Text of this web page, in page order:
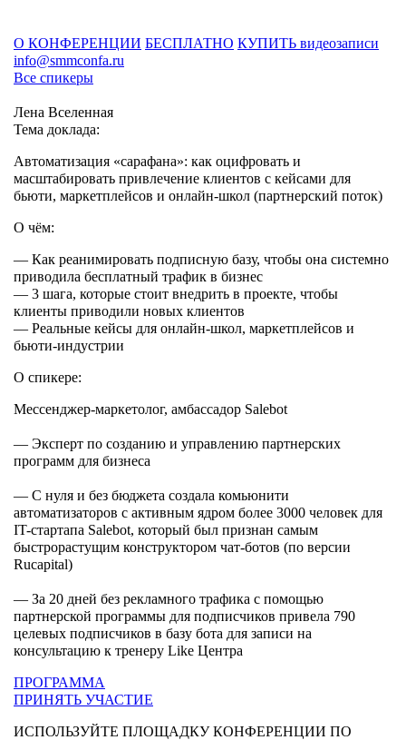
О КОНФЕРЕНЦИИ БЕСПЛАТНО КУПИТЬ видеозаписи
info@smmconfa.ru
Все спикеры
Лена Вселенная
Тема доклада:
Автоматизация «сарафана»: как оцифровать и
масштабировать привлечение клиентов с кейсами для
бьюти, маркетплейсов и онлайн-школ (партнерский поток)
О чём:
— Как реанимировать подписную базу, чтобы она системно
приводила бесплатный трафик в бизнес
— 3 шага, которые стоит внедрить в проекте, чтобы
клиенты приводили новых клиентов
— Реальные кейсы для онлайн-школ, маркетплейсов и
бьюти-индустрии
О спикере:
Мессенджер-маркетолог, амбассадор Salebot
— Эксперт по созданию и управлению партнерских
программ для бизнеса
— С нуля и без бюджета создала комьюнити
автоматизаторов с активным ядром более 3000 человек для
IT-стартапа Salebot, который был признан самым
быстрорастущим конструктором чат-ботов (по версии
Rucapital)
— За 20 дней без рекламного трафика с помощью
партнерской программы для подписчиков привела 790
целевых подписчиков в базу бота для записи на
консультацию к тренеру Like Центра
ПРОГРАММА
ПРИНЯТЬ УЧАСТИЕ
ИСПОЛЬЗУЙТЕ ПЛОЩАДКУ КОНФЕРЕНЦИИ ПО